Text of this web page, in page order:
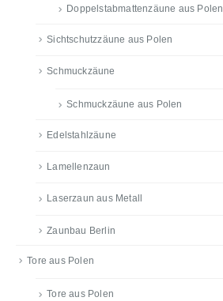
Doppelstabmattenzäune aus Polen
Sichtschutzzäune aus Polen
Schmuckzäune
Schmuckzäune aus Polen
Edelstahlzäune
Lamellenzaun
Laserzaun aus Metall
Zaunbau Berlin
Tore aus Polen
Tore aus Polen